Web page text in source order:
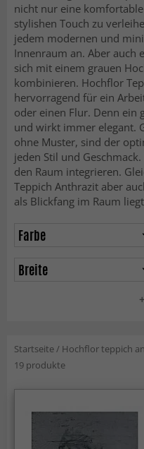
nicht nur eine
stylishen Touch zu
jedem modernen und
Innenraum an. Aber auch
sich mit einem grauen
kombinieren. Hochflor
hervorragend für ein
oder einen Flur. Denn ein
und wirkt immer elegant.
ohne Muster, sind der
jeden Stil und
den Raum integrieren.
Teppich Anthrazit aber
als Blickfang im Raum
Farbe
Breite
Startseite/ Hochflor teppich
19 produkte